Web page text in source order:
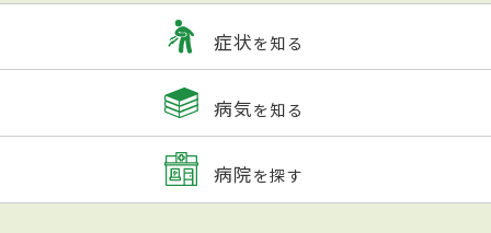
症状を知る
病気を知る
病院を探す